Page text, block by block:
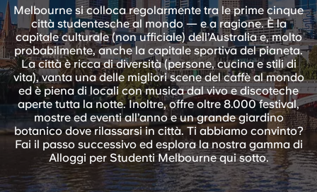
Account Lingua
English (GB)
English (US)
Chinese
Español
Seleziona un paese
Seleziona una città
Seleziona una residenza
Accedi
Prenota ora
Italian French
Portuguese
Melbourne si colloca regolarmente tra le prime cinque
città studentesche al mondo — e a ragione. È la
capitale culturale (non ufficiale) dell’Australia e, molto
probabilmente, anche la capitale sportiva del pianeta.
La città è ricca di diversità (persone, cucina e stili di
vita), vanta una delle migliori scene del caffè al mondo
ed è piena di locali con musica dal vivo e discoteche
aperte tutta la notte. Inoltre, offre oltre 8.000 festival,
mostre ed eventi all’anno e un grande giardino
botanico dove rilassarsi in città. Ti abbiamo convinto?
Fai il passo successivo ed esplora la nostra gamma di
Alloggi per Studenti Melbourne qui sotto.